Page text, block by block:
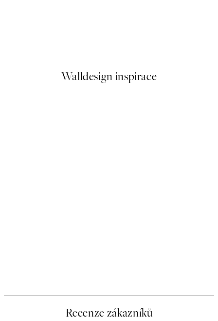
Walldesign inspirace
Recenze zákazníků